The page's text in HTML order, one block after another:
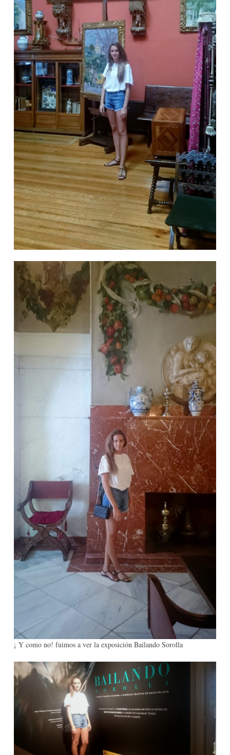
¡ Y como no! fuimos a ver la exposición Bailando Sorolla